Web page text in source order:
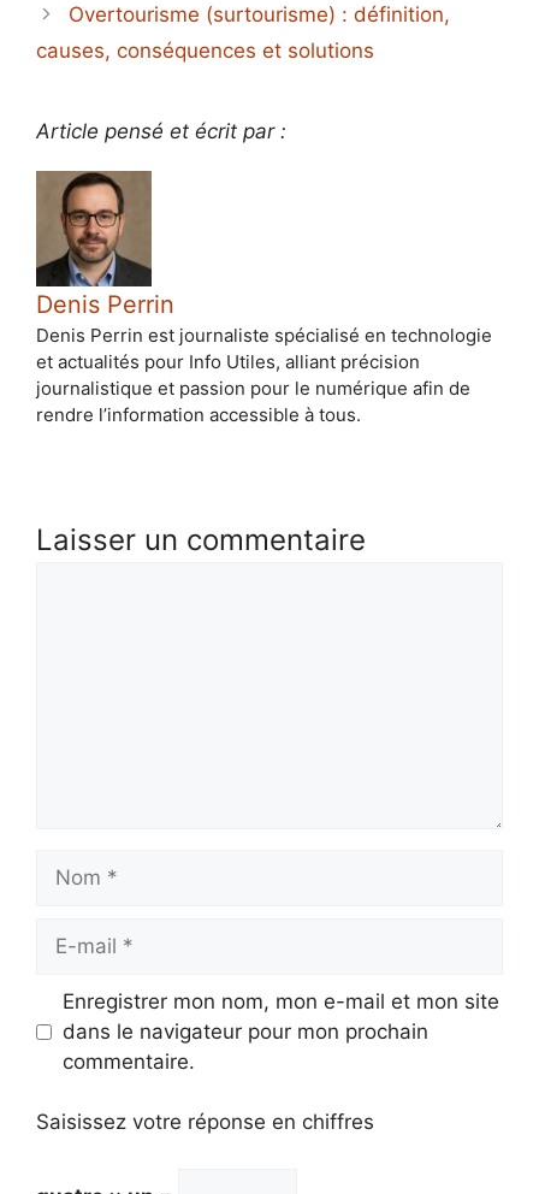
Overtourisme (surtourisme) : définition,
causes, conséquences et solutions
Article pensé et écrit par :
Denis Perrin
Denis Perrin est journaliste spécialisé en technologie
et actualités pour Info Utiles, alliant précision
journalistique et passion pour le numérique afin de
rendre l’information accessible à tous.
Laisser un commentaire
mail
Enregistrer mon nom, mon e-mail et mon site
dans le navigateur pour mon prochain
commentaire.
Saisissez votre réponse en chiffres